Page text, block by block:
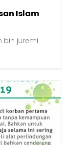
Islam
bin juremi